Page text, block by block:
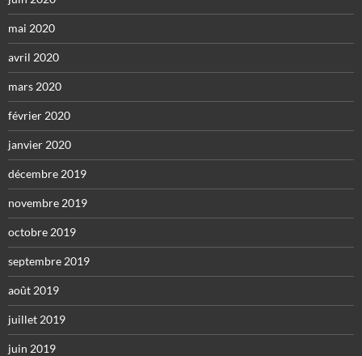
mai 2020
avril 2020
mars 2020
février 2020
janvier 2020
décembre 2019
novembre 2019
octobre 2019
septembre 2019
août 2019
juillet 2019
juin 2019